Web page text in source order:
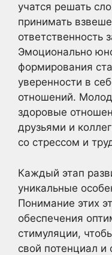
учатся решать
принимать
ответственность
Эмоционально
формирования
уверенности в
отношений.
здоровые
друзьями и
со стрессом и
Каждый этап
уникальные
Понимание этих
обеспечения
стимуляции,
свой потенциал и